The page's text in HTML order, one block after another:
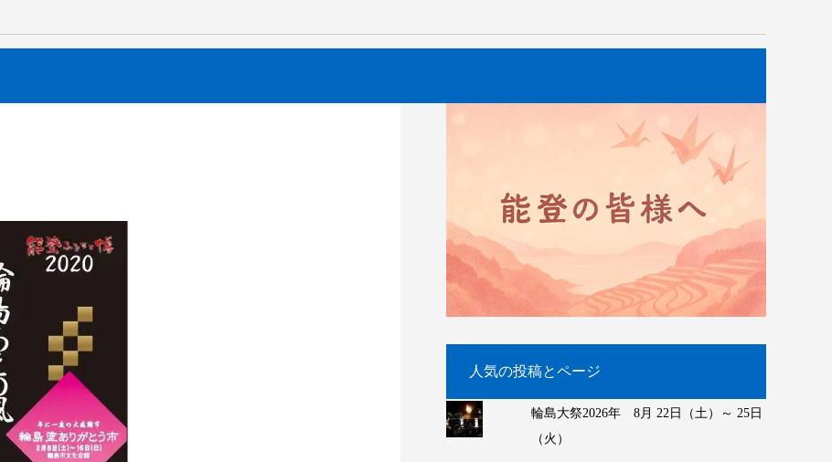
人気の投稿とページ
輪島大祭2026年 8月 22日（土）～ 25日
（火）